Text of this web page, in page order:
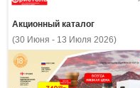
Акционный каталог
(30 Июня - 13 Июля 2026)